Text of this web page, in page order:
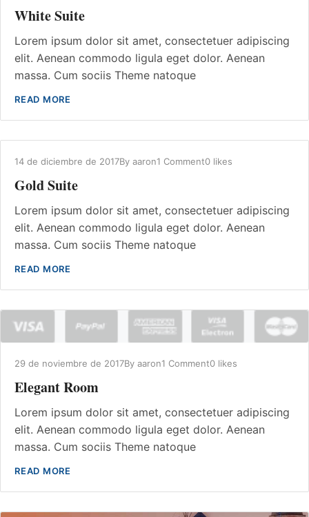
White Suite
Lorem ipsum dolor sit amet, consectetuer adipiscing
elit. Aenean commodo ligula eget dolor. Aenean
massa. Cum sociis Theme natoque
READ MORE
14 de diciembre de 2017By aaron1 Comment0 likes
Gold Suite
Lorem ipsum dolor sit amet, consectetuer adipiscing
elit. Aenean commodo ligula eget dolor. Aenean
massa. Cum sociis Theme natoque
READ MORE
29 de noviembre de 2017By aaron1 Comment0 likes
Elegant Room
Lorem ipsum dolor sit amet, consectetuer adipiscing
elit. Aenean commodo ligula eget dolor. Aenean
massa. Cum sociis Theme natoque
READ MORE